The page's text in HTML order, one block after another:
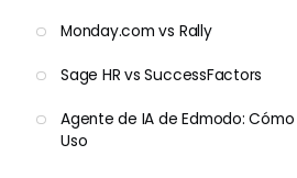
Monday.com vs Rally
Sage HR vs SuccessFactors
Agente de IA de Edmodo:
Uso